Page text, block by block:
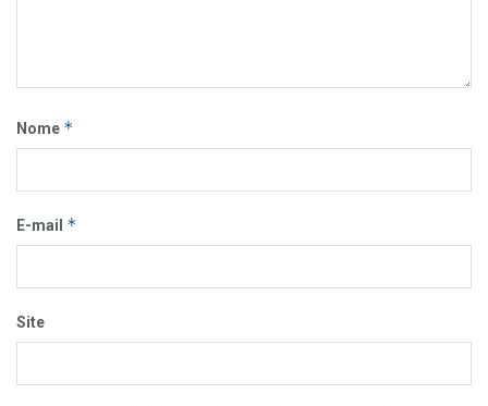
Nome *
E-mail *
Site